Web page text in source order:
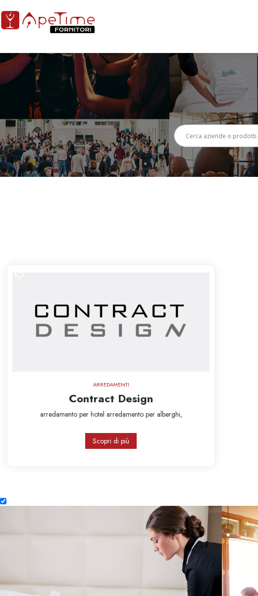
ARREDAMENTI
Contract Design
arredamento per hotel arredamento per alberghi,
Scopri di più